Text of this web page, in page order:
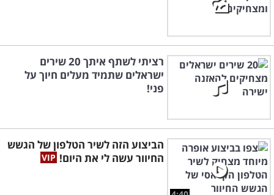
רציתי לשתף איתך 20 שירים
ישראלים שתמיד מעלים חיוך על
פני!
הביצוע הזה לשיר הטלפון של הגשש
החיוור עשה לי את היום!